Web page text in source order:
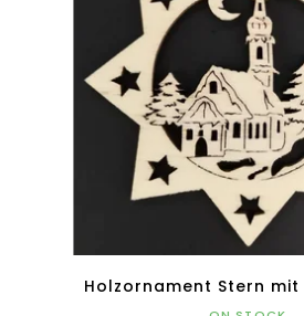
Holzornament Stern mit